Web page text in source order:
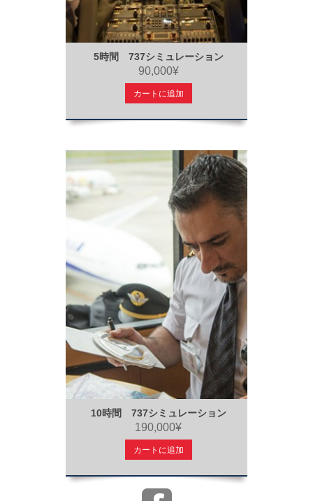
5時間 737シミュレーション
90,000¥
カートに追加
10時間 737シミュレーション
190,000¥
カートに追加